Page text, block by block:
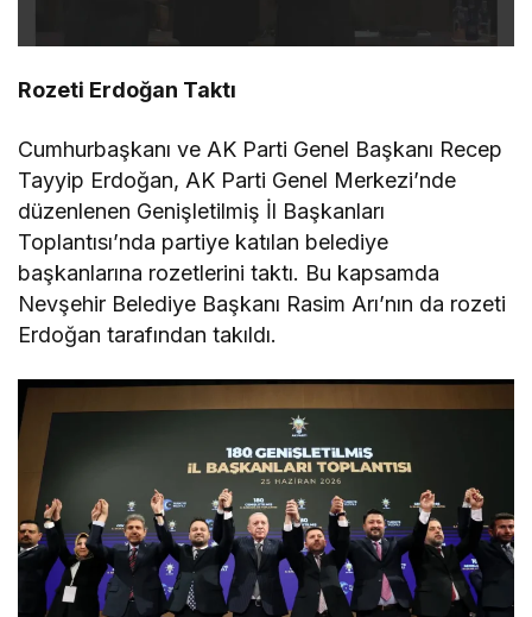
Rozeti Erdoğan Taktı
Cumhurbaşkanı ve AK Parti Genel Başkanı Recep
Tayyip Erdoğan, AK Parti Genel Merkezi’nde
düzenlenen Genişletilmiş İl Başkanları
Toplantısı’nda partiye katılan belediye
başkanlarına rozetlerini taktı. Bu kapsamda
Nevşehir Belediye Başkanı Rasim Arı’nın da rozeti
Erdoğan tarafından takıldı.